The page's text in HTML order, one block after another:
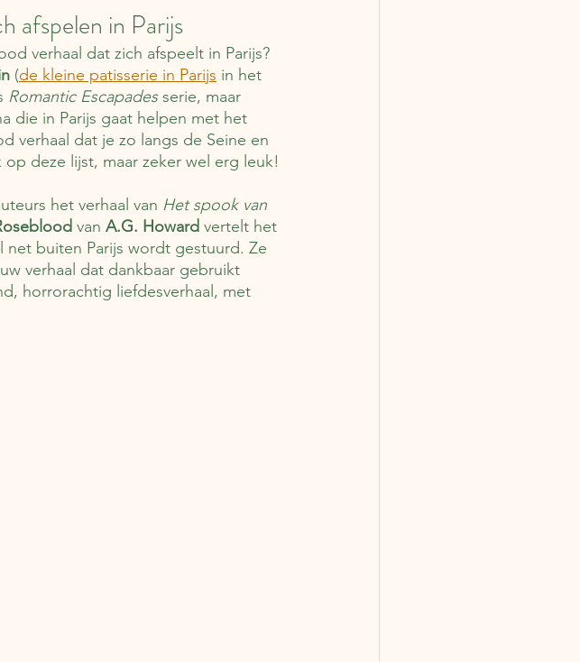
afspelen in Parijs
verhaal dat zich afspeelt in Parijs?
(de kleine patisserie in Parijs in het
Romantic Escapades serie, maar
die in Parijs gaat helpen met het
verhaal dat je zo langs de Seine en
deze lijst, maar zeker wel erg leuk!
het verhaal van Het spook van
van A.G. Howard vertelt het
net buiten Parijs wordt gestuurd. Ze
verhaal dat dankbaar gebruikt
horrorachtig liefdesverhaal, met